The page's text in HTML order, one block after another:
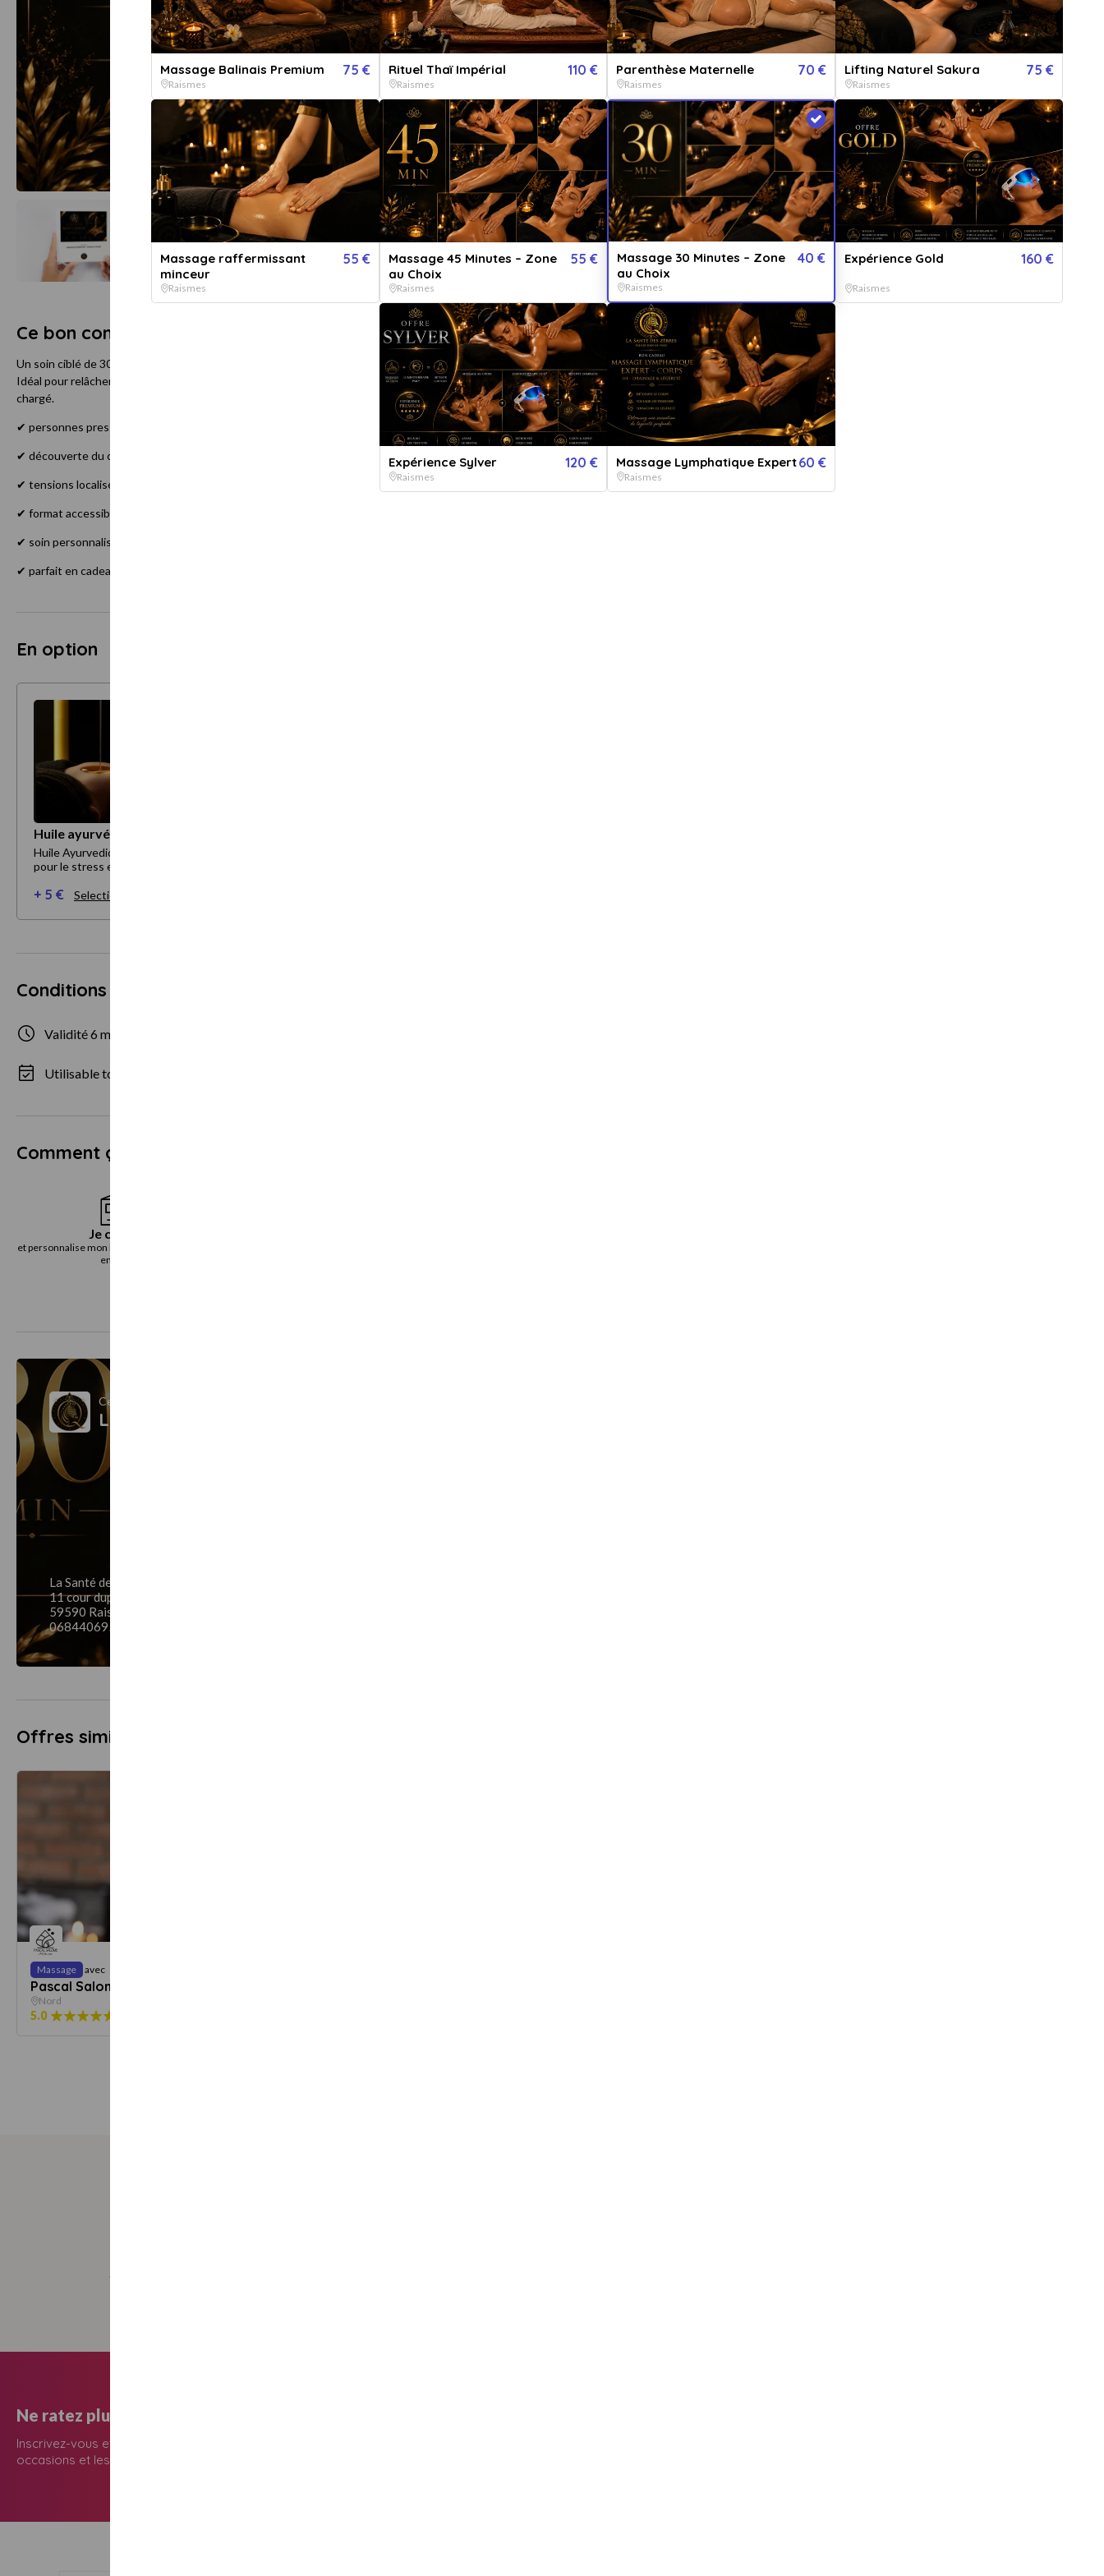
Afficher toutes les
images
QUANTITÉ
1 bon(s)
PERSONNALISATION
Message :
VERSION DIGITALE
GRATUIT
Envoyée par email immédiatement
VERSION IMPRIMÉE
Expédié en 24h jours ouvrés + délais
de la poste.
40€- Acheter
Ou offrez une carte cadeau valable chez nos 786 établissements partenaires :
50€
Massage Balinais Premium 75 €
Raismes
Rituel Thaï Impérial 110 €
Raismes
Parenthèse Maternelle 70 €
Raismes
Lifting Naturel Sakura 75 €
Raismes
Massage raffermissant
minceur
55 €
Raismes
Massage 45 Minutes – Zone
au Choix
55 €
Raismes
Massage 30 Minutes – Zone
au Choix
40 €
Raismes
Expérience Gold 160 €
Raismes
Expérience Sylver 120 €
Raismes
Massage Lymphatique Expert60 €
Raismes
Ce bon comprend
Un soin ciblé de 30 minutes adapté à vos besoins du moment : dos, visage, jambes, nuque, épaules ou autre zone spécifique.
Idéal pour relâcher rapidement les tensions et profiter d’un véritable moment de détente même avec un emploi du temps
chargé.
✔ personnes pressées
✔ découverte du cabinet
✔ tensions localisées
✔ format accessible
✔ soin personnalisé
✔ parfait en cadeau ou première expérience
En option
Huile ayurvédique
Huile Ayurvedique, fabrication artisanale, excellente
pour le stress et les douleurs
+ 5 € Selectionner mes options
Conditions d'utilisation
Validité 6 mois
Utilisable tous les jours
Comment ça marche ?
Je choisis
et personnalise mon bon cadeau directement
en ligne
Ce bon cadeau est vendu par
La Santé des Zèbres
La Santé des Zèbres
11 cour dupas Rue du corbeau
59590 Raismes
0684406954
Offres similaires
Massage avec
Pascal Salomé - Art des sens
Nord
5.0
Vous gérez la réservation de votre bon
Ne ratez plus une seule occasion de faire plaisir !
Inscrivez-vous et recevez les meilleurs idées cadeaux pour toutes les
occasions et les bons cadeaux du moment.